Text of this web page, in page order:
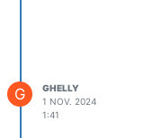
G
GHELLY
1 NOV. 2024
1:41